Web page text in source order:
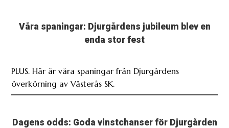
Våra spaningar: Djurgårdens jubileum blev en
enda stor fest
PLUS. Här är våra spaningar från Djurgårdens
överkörning av Västerås SK.
Dagens odds: Goda vinstchanser för Djurgården